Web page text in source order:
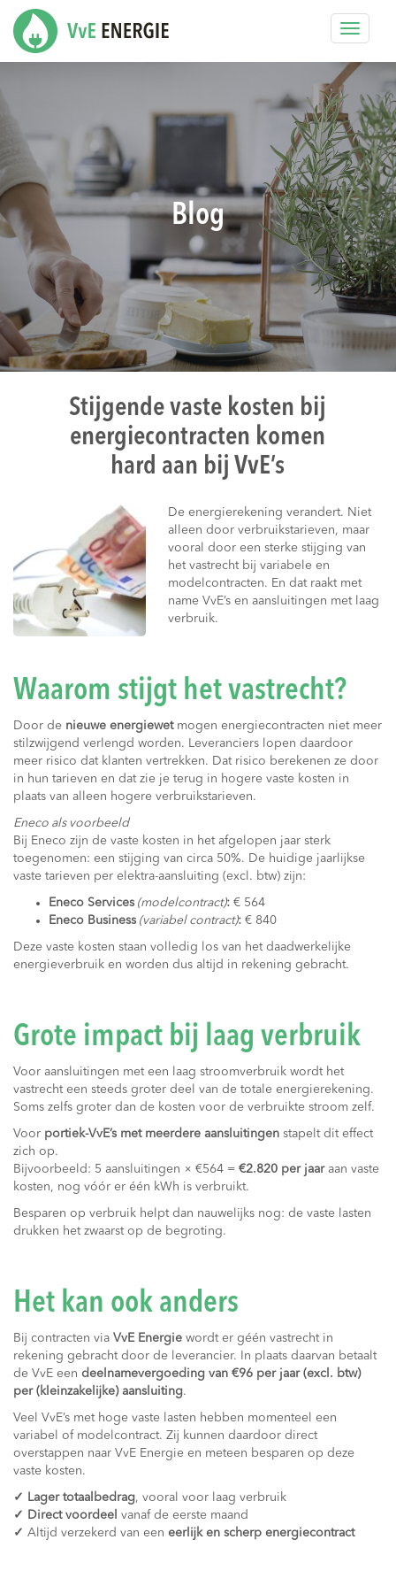
Toggle
Blog
Stijgende vaste kosten bij
energiecontracten komen
hard aan bij VvE’s
De energierekening verandert. Niet
alleen door verbruikstarieven, maar
vooral door een sterke stijging van
het vastrecht bij variabele en
modelcontracten. En dat raakt met
name VvE’s en aansluitingen met laag
verbruik.
Waarom stijgt het vastrecht?
Door de nieuwe energiewetmogen energiecontracten niet meer
stilzwijgend verlengd worden. Leveranciers lopen daardoor
meer risico dat klanten vertrekken. Dat risico berekenen ze door
in hun tarieven en dat zie je terug in hogere vaste kosten in
plaats van alleen hogere verbruikstarieven.
Eneco als voorbeeld
Bij Eneco zijn de vaste kosten in het afgelopen jaar sterk
toegenomen: een stijging van circa 50%. De huidige jaarlijkse
vaste tarieven per elektra-aansluiting (excl. btw) zijn:
Eneco Services (modelcontract): € 564
Eneco Business (variabel contract): € 840
Deze vaste kosten staan volledig los van het daadwerkelijke
energieverbruik en worden dus altijd in rekening gebracht.
Grote impact bij laag verbruik
Voor aansluitingen met een laag stroomverbruik wordt het
vastrecht een steeds groter deel van de totale energierekening.
Soms zelfs groter dan de kosten voor de verbruikte stroom zelf.
Voor portiek-VvE’s met meerdere aansluitingen stapelt dit effect
zich op.
Bijvoorbeeld: 5 aansluitingen × €564 = €2.820 per jaaraan vaste
kosten, nog vóór er één kWh is verbruikt.
Besparen op verbruik helpt dan nauwelijks nog: de vaste lasten
drukken het zwaarst op de begroting.
Het kan ook anders
Bij contracten via VvE Energie wordt er géén vastrecht in
rekening gebracht door de leverancier. In plaats daarvan betaalt
de VvE een deelnamevergoeding van €96 per jaar (excl. btw)
per (kleinzakelijke) aansluiting.
Veel VvE’s met hoge vaste lasten hebben momenteel een
variabel of modelcontract. Zij kunnen daardoor direct
overstappen naar VvE Energie en meteen besparen op deze
vaste kosten.
✓ Lager totaalbedrag, vooral voor laag verbruik
✓ Direct voordeel vanaf de eerste maand
✓ Altijd verzekerd van een eerlijk en scherp energiecontract